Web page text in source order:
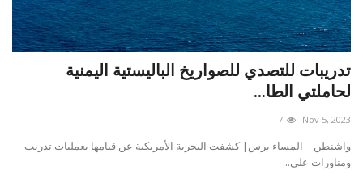
تدريبات للتصدي للصواريخ الباليستية اليمنية
لحاملتي الطا...
Nov 5, 2023
7
واشنطن – المساء برس| كشفت البحرية الأمريكية عن قيامها بعمليات تدريب
ومناورات على...